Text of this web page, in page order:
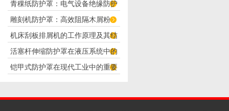
青稞纸防护罩：电气设备绝缘防护
专用方案
雕刻机防护罩：高效阻隔木屑粉
尘，守护设备精度与安全
机床刮板排屑机的工作原理及其结
构分析
活塞杆伸缩防护罩在液压系统中的
应用
铠甲式防护罩在现代工业中的重要